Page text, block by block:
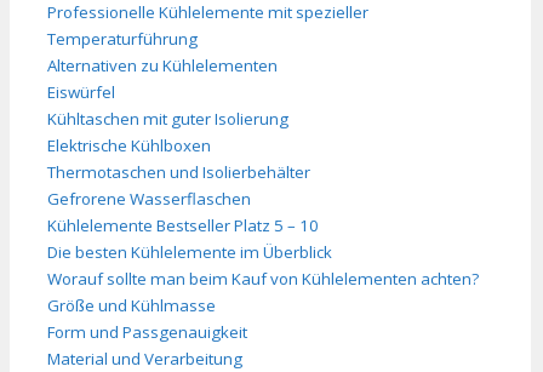
Professionelle Kühlelemente mit spezieller
Temperaturführung
Alternativen zu Kühlelementen
Eiswürfel
Kühltaschen mit guter Isolierung
Elektrische Kühlboxen
Thermotaschen und Isolierbehälter
Gefrorene Wasserflaschen
Kühlelemente Bestseller Platz 5 – 10
Die besten Kühlelemente im Überblick
Worauf sollte man beim Kauf von Kühlelementen achten?
Größe und Kühlmasse
Form und Passgenauigkeit
Material und Verarbeitung